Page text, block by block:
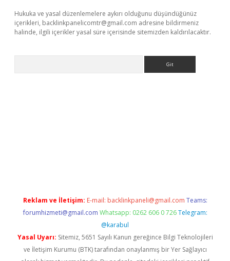
Hukuka ve yasal düzenlemelere aykırı olduğunu düşündüğünüz
içerikleri, backlinkpanelicomtr@gmail.com adresine bildirmeniz
halinde, ilgili içerikler yasal süre içerisinde sitemizden kaldırılacaktır.
Reklam ve İletişim: E-mail: backlinkpaneli@gmail.com Teams:
forumhizmeti@gmail.com Whatsapp: 0262 606 0 726 Telegram:
@karabul
Yasal Uyarı: Sitemiz, 5651 Sayılı Kanun gereğince Bilgi Teknolojileri
ve İletişim Kurumu (BTK) tarafından onaylanmış bir Yer Sağlayıcı